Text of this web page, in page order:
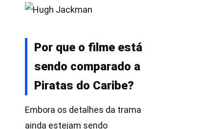
Por que o filme está
sendo comparado a
Piratas do Caribe?
Embora os detalhes da trama
ainda estejam sendo